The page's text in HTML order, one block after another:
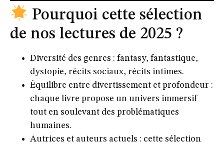
Pourquoi cette sélection
de nos lectures de 2025 ?
Diversité des genres : fantasy, fantastique,
dystopie, récits sociaux, récits intimes.
Équilibre entre divertissement et profondeur :
chaque livre propose un univers immersif
tout en soulevant des problématiques
humaines.
Autrices et auteurs actuels : cette sélection